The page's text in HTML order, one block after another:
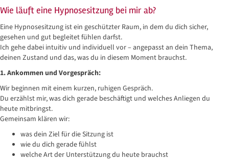
Wie läuft eine Hypnosesitzung bei mir ab?
Eine Hypnosesitzung ist ein geschützter Raum, in dem du dich sicher,
gesehen und gut begleitet fühlen darfst.
Ich gehe dabei intuitiv und individuell vor – angepasst an dein Thema,
deinen Zustand und das, was du in diesem Moment brauchst.
1. Ankommen und Vorgespräch:
Wir beginnen mit einem kurzen, ruhigen Gespräch.
Du erzählst mir, was dich gerade beschäftigt und welches Anliegen du
heute mitbringst.
Gemeinsam klären wir:
was dein Ziel für die Sitzung ist
wie du dich gerade fühlst
welche Art der Unterstützung du heute brauchst